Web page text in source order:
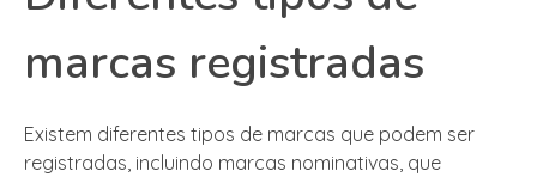
marcas registradas
Existem diferentes tipos de marcas que podem ser
registradas, incluindo marcas nominativas, que